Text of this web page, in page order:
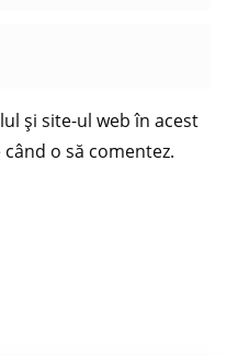
și site-ul web în acest
o să comentez.